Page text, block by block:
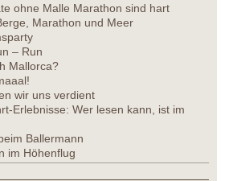
ohne Malle Marathon sind hart
Marathon und Meer
– Run
Mallorca?
wir uns verdient
Erlebnisse: Wer lesen kann, ist im
Ballermann
im Höhenflug